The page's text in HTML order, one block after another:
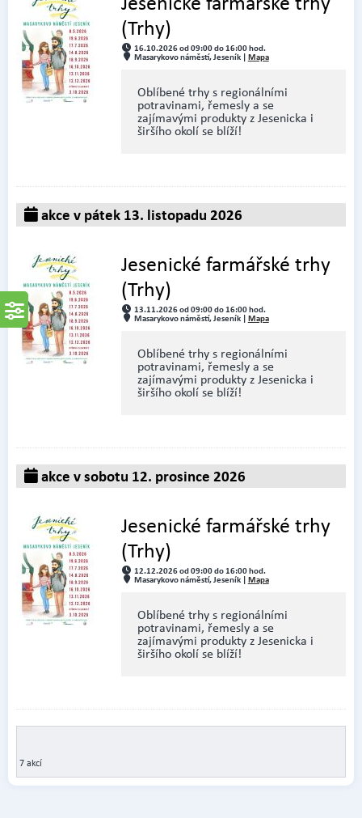
(Trhy)
16.10.2026 od 09:00 do 16:00 hod.
Masarykovo náměstí, Jeseník | Mapa
Oblíbené trhy s regionálními
potravinami, řemesly a se
zajímavými produkty z Jesenicka i
širšího okolí se blíží!
akce v pátek 13. listopadu 2026
Jesenické farmářské trhy
(Trhy)
13.11.2026 od 09:00 do 16:00 hod.
Masarykovo náměstí, Jeseník | Mapa
Oblíbené trhy s regionálními
potravinami, řemesly a se
zajímavými produkty z Jesenicka i
širšího okolí se blíží!
akce v sobotu 12. prosince 2026
Jesenické farmářské trhy
(Trhy)
12.12.2026 od 09:00 do 16:00 hod.
Masarykovo náměstí, Jeseník | Mapa
Oblíbené trhy s regionálními
potravinami, řemesly a se
zajímavými produkty z Jesenicka i
širšího okolí se blíží!
7 akcí